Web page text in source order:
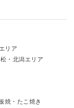
リア
・北潟エリア
焼・たこ焼き